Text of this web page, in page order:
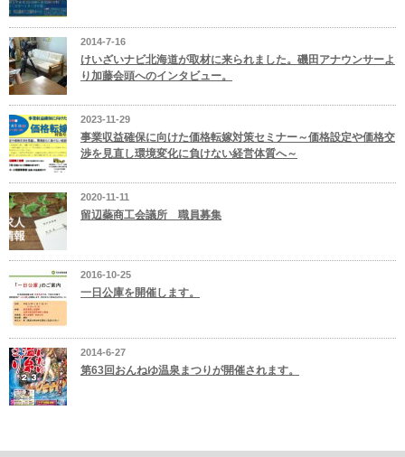
2014-7-16
けいざいナビ北海道が取材に来られました。磯田アナウンサーよ
り加藤会頭へのインタビュー。
2023-11-29
事業収益確保に向けた価格転嫁対策セミナー～価格設定や価格交
渉を見直し環境変化に負けない経営体質へ～
2020-11-11
留辺蘂商工会議所 職員募集
2016-10-25
一日公庫を開催します。
2014-6-27
第63回おんねゆ温泉まつりが開催されます。